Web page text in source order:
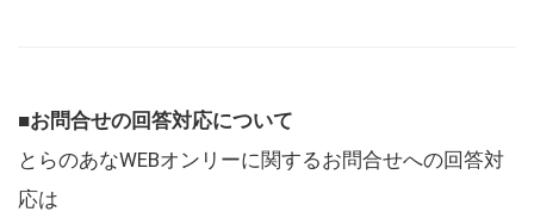
■お問合せの回答対応について
とらのあなWEBオンリーに関するお問合せへの回答対
応は